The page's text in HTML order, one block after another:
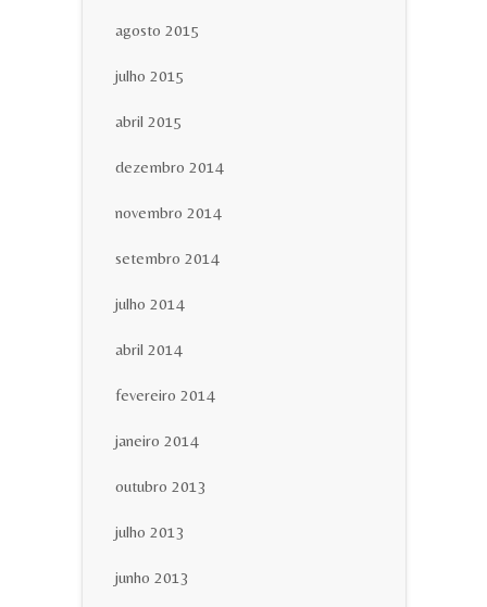
agosto 2015
julho 2015
abril 2015
dezembro 2014
novembro 2014
setembro 2014
julho 2014
abril 2014
fevereiro 2014
janeiro 2014
outubro 2013
julho 2013
junho 2013